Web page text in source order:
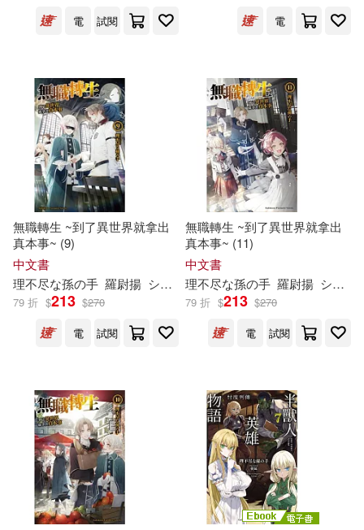
電
試閱
電
無職轉生 ~到了異世界就拿出
真本事~ (9)
中文書
理不尽な孫の手 羅尉揚 シロタカ
79 折 $213 $270
電
試閱
無職轉生 ~到了異世界就拿出
真本事~ (11)
中文書
理不尽な孫の手 羅尉揚 シロタカ
79 折 $213 $270
電
試閱